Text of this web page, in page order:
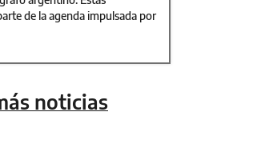
de la agenda impulsada por
noticias